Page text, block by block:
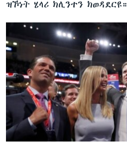
ዝኾነት ሄላሪ ክሊንተን ክወዳደርዩ።